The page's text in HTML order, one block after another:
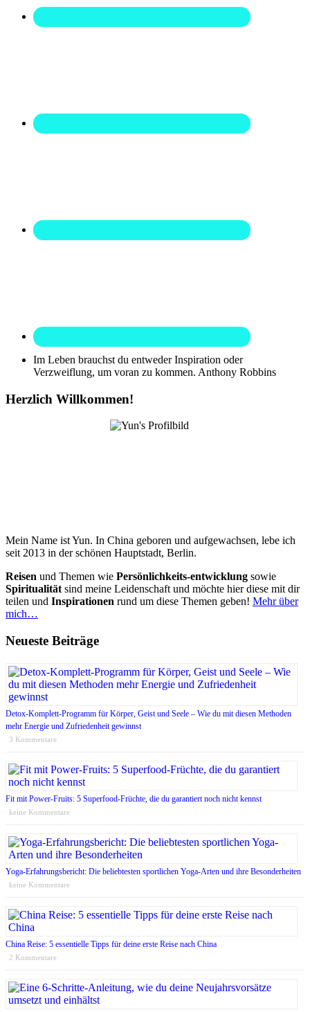
Im Leben brauchst du entweder Inspiration oder
Verzweiflung, um voran zu kommen. Anthony Robbins
Herzlich Willkommen!
Mein Name ist Yun. In China geboren und aufgewachsen, lebe ich
seit 2013 in der schönen Hauptstadt, Berlin.
Reisen und Themen wie Persönlichkeits-entwicklung sowie
Spiritualität sind meine Leidenschaft und möchte hier diese mit dir
teilen und Inspirationen rund um diese Themen geben! Mehr über
mich…
Neueste Beiträge
Detox-Komplett-Programm für Körper, Geist und Seele – Wie du mit diesen Methoden
mehr Energie und Zufriedenheit gewinnst
3 Kommentare
Fit mit Power-Fruits: 5 Superfood-Früchte, die du garantiert noch nicht kennst
keine Kommentare
Yoga-Erfahrungsbericht: Die beliebtesten sportlichen Yoga-Arten und ihre Besonderheiten
keine Kommentare
China Reise: 5 essentielle Tipps für deine erste Reise nach China
2 Kommentare